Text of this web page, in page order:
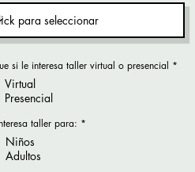
si le interesa taller virtual o presencial *
Virtual
Presencial
taller para: *
Niños
Adultos